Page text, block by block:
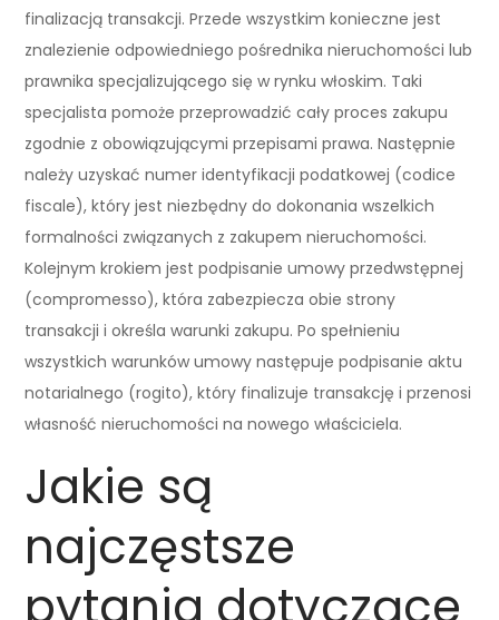
finalizacją transakcji. Przede wszystkim konieczne jest
znalezienie odpowiedniego pośrednika nieruchomości lub
prawnika specjalizującego się w rynku włoskim. Taki
specjalista pomoże przeprowadzić cały proces zakupu
zgodnie z obowiązującymi przepisami prawa. Następnie
należy uzyskać numer identyfikacji podatkowej (codice
fiscale), który jest niezbędny do dokonania wszelkich
formalności związanych z zakupem nieruchomości.
Kolejnym krokiem jest podpisanie umowy przedwstępnej
(compromesso), która zabezpiecza obie strony
transakcji i określa warunki zakupu. Po spełnieniu
wszystkich warunków umowy następuje podpisanie aktu
notarialnego (rogito), który finalizuje transakcję i przenosi
własność nieruchomości na nowego właściciela.
Jakie są
najczęstsze
pytania dotyczące